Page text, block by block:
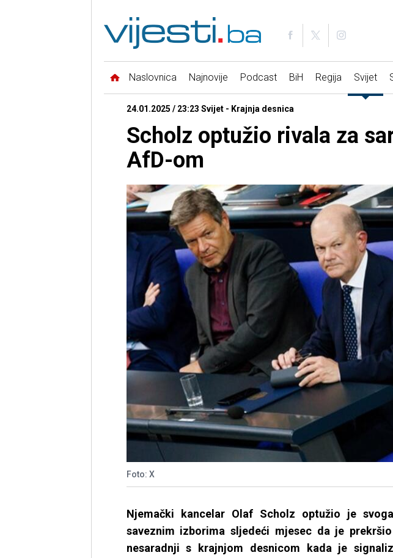
Naslovnica Najnovije Podcast BiH Regija Svijet
24.01.2025 / 23:23 Svijet - Krajnja desnica
Scholz optužio rivala za
AfD-om
Foto: X
Njemački kancelar Olaf Scholz optužio je
saveznim izborima sljedeći mjesec da je
nesaradnji s krajnjom desnicom kada je